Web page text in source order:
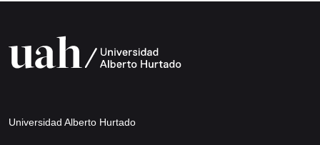
Universidad Alberto Hurtado